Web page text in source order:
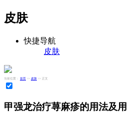
皮肤
快捷导航
皮肤
当前位置： 首页 >> 皮肤 >> 正文
甲强龙治疗荨麻疹的用法及